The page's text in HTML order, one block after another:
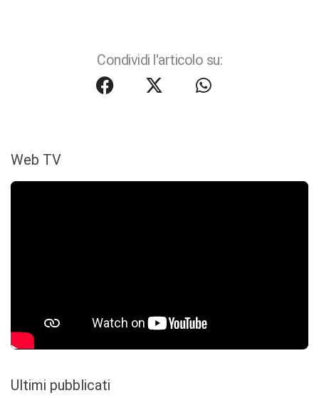
Condividi l'articolo su:
Web TV
Ultimi pubblicati